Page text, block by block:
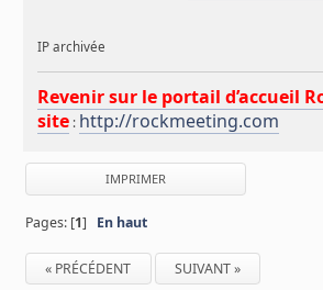
IP archivée
Revenir sur le portail d’accueil
site : http://rockmeeting.com
IMPRIMER
Pages: [1] En haut
« PRÉCÉDENT SUIVANT »